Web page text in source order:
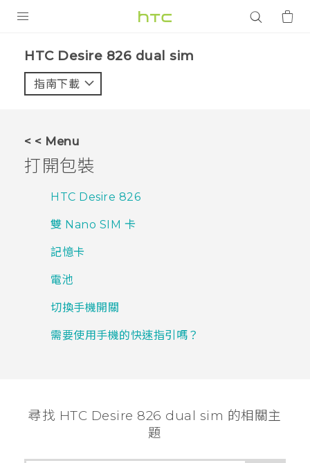
VIVE
應用程式
支援服務
HTC Desire 826 dual sim‎
指南下載
< < Menu
打開包裝
HTC Desire 826
雙 Nano SIM 卡
記憶卡
電池
切換手機開關
需要使用手機的快速指引嗎？
尋找 HTC Desire 826 dual sim 的相關主
題